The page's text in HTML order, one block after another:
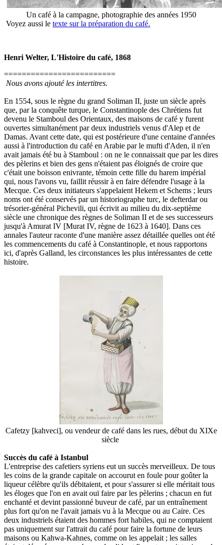
Un café à la campagne, photographie des années 1950
Voyez aussi le texte sur la préparation du café.
Henri Welter, L'Histoire du café, 1868
=========================
Nous avons ajouté les intertitres.
En 1554, sous le règne du grand Soliman II, juste un siècle après
que, par la conquête turque, le Constantinople des Chrétiens fut
devenu le Stamboul des Orientaux, des maisons de café y furent
ouvertes simultanément par deux industriels venus d'Alep et de
Damas. Avant cette date, qui est postérieure d'une centaine d'années
aussi à l'introduction du café en Arabie par le mufti d'Aden, il n'en
avait jamais été bu à Stamboul : on ne le connaissait que par les dires
des pèlerins et bien des gens n'étaient pas éloignés de croire que
c'était une boisson enivrante, témoin cette fille du harem impérial
qui, nous l'avons vu, faillit réussir à en faire défendre l'usage à la
Mecque. Ces deux initiateurs s'appelaient Hekem et Schems ; leurs
noms ont été conservés par un historiographe turc, le defterdar ou
trésorier-général Pichevili, qui écrivit au milieu du dix-septième
siècle une chronique des règnes de Soliman II et de ses successeurs
jusqu'à Amurat IV [Murat IV, règne de 1623 à 1640]. Dans ces
annales l'auteur raconte d'une manière assez détaillée quelles ont été
les commencements du café à Constantinople, et nous rapportons
ici, d'après Galland, les circonstances les plus intéressantes de cette
histoire.
Cafetzy [kahveci], ou vendeur de café dans les rues, début du XIXe
siècle
Succès du café à Istanbul
L'entreprise des cafetiers syriens eut un succès merveilleux. De tous
les coins de la grande capitale on accourut en foule pour goûter la
liqueur célèbre qu'ils débitaient, et pour s'assurer si elle méritait tous
les éloges que l'on en avait ouï faire par les pèlerins ; chacun en fut
enchanté et devint passionné buveur de café, par un entraînement
plus fort qu'on ne l'avait jamais vu à la Mecque ou au Caire. Ces
deux industriels étaient des hommes fort habiles, qui ne comptaient
pas uniquement sur l'attrait du café pour faire la fortune de leurs
maisons ou Kahwa-Kahnes, comme on les appelait ; les salles